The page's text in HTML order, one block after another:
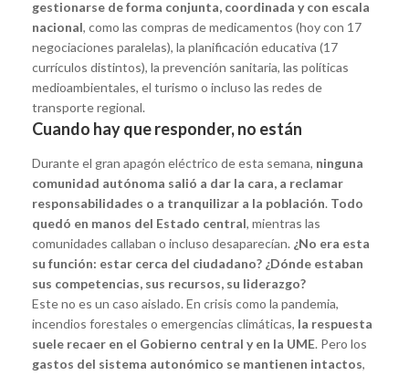
gestionarse de forma conjunta, coordinada y con escala
nacional, como las compras de medicamentos (hoy con 17
negociaciones paralelas), la planificación educativa (17
currículos distintos), la prevención sanitaria, las políticas
medioambientales, el turismo o incluso las redes de
transporte regional.
Cuando hay que responder, no están
Durante el gran apagón eléctrico de esta semana, ninguna
comunidad autónoma salió a dar la cara, a reclamar
responsabilidades o a tranquilizar a la población. Todo
quedó en manos del Estado central, mientras las
comunidades callaban o incluso desaparecían. ¿No era esta
su función: estar cerca del ciudadano? ¿Dónde estaban
sus competencias, sus recursos, su liderazgo?
Este no es un caso aislado. En crisis como la pandemia,
incendios forestales o emergencias climáticas, la respuesta
suele recaer en el Gobierno central y en la UME. Pero los
gastos del sistema autonómico se mantienen intactos,